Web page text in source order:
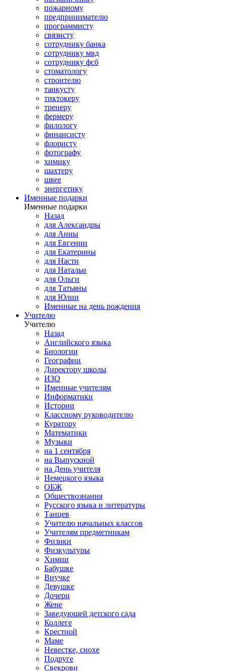
пожарному
предпринимателю
программисту
связисту
сотруднику банка
сотруднику мвд
сотруднику фсб
стоматологу
строителю
танкусту
тиктокеру
тренеру
фермеру
филологу
финансисту
флористу
фотографу
химику
шахтеру
швее
энергетику
Именные подарки
Именные подарки
Назад
для Александры
для Анны
для Евгении
для Екатерины
для Насти
для Натальи
для Ольги
для Татьяны
для Юлии
Именные на день рождения
Учителю
Учителю
Назад
Английского языка
Биологии
Географии
Директору школы
ИЗО
Именные учителям
Информатики
Истории
Классному руководителю
Куратору
Математики
Музыки
на 1 сентября
на Выпускной
на День учителя
Немецкого языка
ОБЖ
Обществознания
Русского языка и литературы
Танцев
Учителю начальных классов
Учителям предметникам
Физики
Физкультуры
Химии
Бабушке
Внучке
Девушке
Дочери
Жене
Заведующей детского сада
Коллеге
Крестной
Маме
Невестке, снохе
Подруге
Свекрови